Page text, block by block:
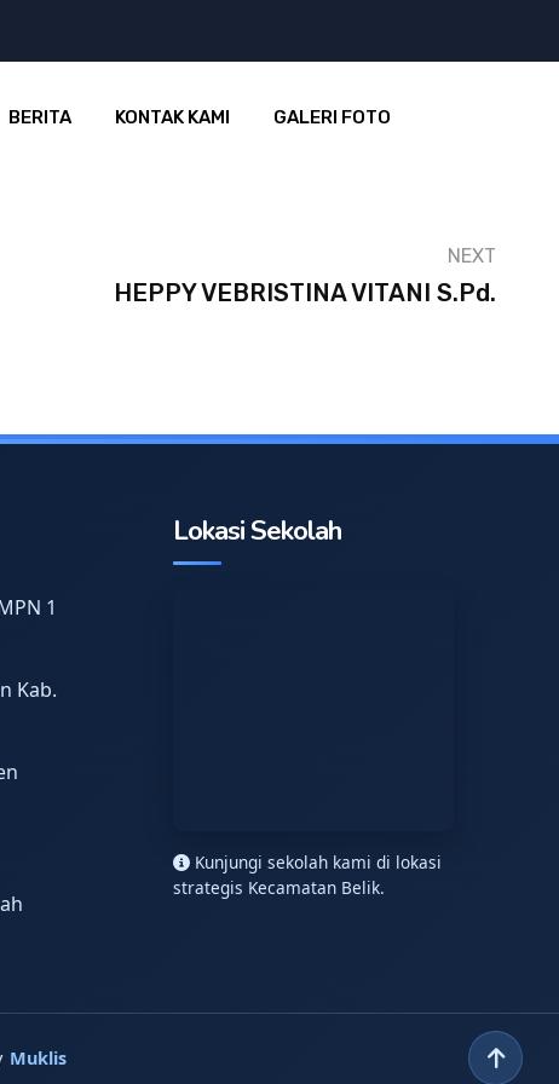
BERITA KONTAK KAMI GALERI FOTO
NEXT
HEPPY VEBRISTINA VITANI S.Pd.
1
Kab.
Lokasi Sekolah
Kunjungi sekolah kami di lokasi
strategis Kecamatan Belik.
Muklis